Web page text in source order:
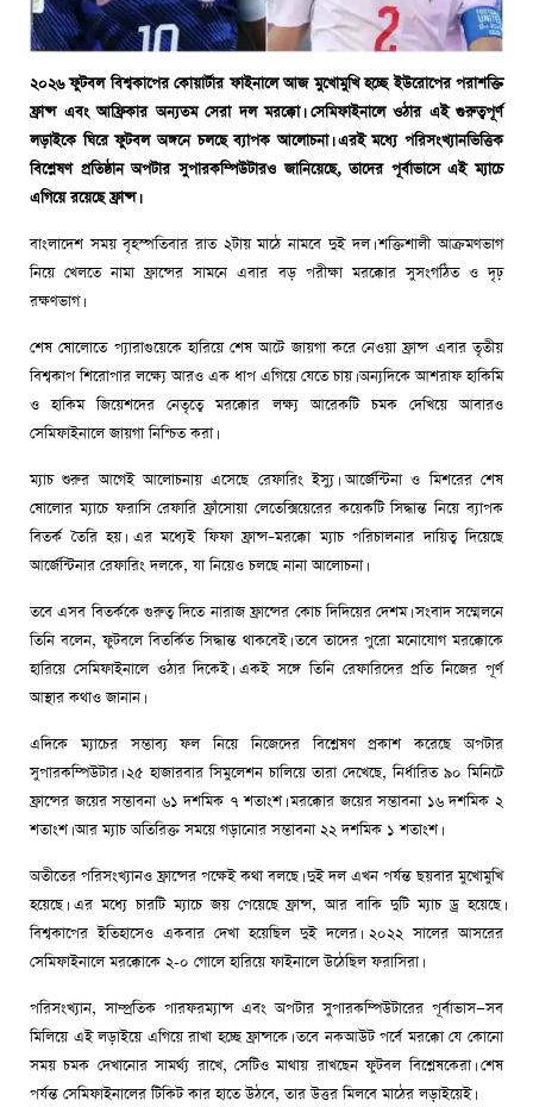
২০২৬ ফুটবল বিশ্বকাপের কোয়ার্টার ফাইনালে আজ মুখোমুখি হচ্ছে ইউরোপের পরাশক্তি
ফ্রান্স এবং আফ্রিকার অন্যতম সেরা দল মরক্কো। সেমিফাইনালে ওঠার এই গুরুত্বপূর্ণ
লড়াইকে ঘিরে ফুটবল অঙ্গনে চলছে ব্যাপক আলোচনা। এরই মধ্যে পরিসংখ্যানভিত্তিক
বিশ্লেষণ প্রতিষ্ঠান অপটার সুপারকম্পিউটারও জানিয়েছে, তাদের পূর্বাভাসে এই ম্যাচে
এগিয়ে রয়েছে ফ্রান্স।
বাংলাদেশ সময় বৃহস্পতিবার রাত ২টায় মাঠে নামবে দুই দল। শক্তিশালী আক্রমণভাগ
নিয়ে খেলতে নামা ফ্রান্সের সামনে এবার বড় পরীক্ষা মরক্কোর সুসংগঠিত ও দৃঢ়
রক্ষণভাগ।
শেষ ষোলোতে প্যারাগুয়েকে হারিয়ে শেষ আটে জায়গা করে নেওয়া ফ্রান্স এবার তৃতীয়
বিশ্বকাপ শিরোপার লক্ষ্যে আরও এক ধাপ এগিয়ে যেতে চায়। অন্যদিকে আশরাফ হাকিমি
ও হাকিম জিয়েশদের নেতৃত্বে মরক্কোর লক্ষ্য আরেকটি চমক দেখিয়ে আবারও
সেমিফাইনালে জায়গা নিশ্চিত করা।
ম্যাচ শুরুর আগেই আলোচনায় এসেছে রেফারিং ইস্যু। আর্জেন্টিনা ও মিশরের শেষ
ষোলোর ম্যাচে ফরাসি রেফারি ফ্রাঁসোয়া লেতেক্সিয়েরের কয়েকটি সিদ্ধান্ত নিয়ে ব্যাপক
বিতর্ক তৈরি হয়। এর মধ্যেই ফিফা ফ্রান্স–মরক্কো ম্যাচ পরিচালনার দায়িত্ব দিয়েছে
আর্জেন্টিনার রেফারিং দলকে, যা নিয়েও চলছে নানা আলোচনা।
তবে এসব বিতর্ককে গুরুত্ব দিতে নারাজ ফ্রান্সের কোচ দিদিয়ের দেশম। সংবাদ সম্মেলনে
তিনি বলেন, ফুটবলে বিতর্কিত সিদ্ধান্ত থাকবেই। তবে তাদের পুরো মনোযোগ মরক্কোকে
হারিয়ে সেমিফাইনালে ওঠার দিকেই। একই সঙ্গে তিনি রেফারিদের প্রতি নিজের পূর্ণ
আস্থার কথাও জানান।
এদিকে ম্যাচের সম্ভাব্য ফল নিয়ে নিজেদের বিশ্লেষণ প্রকাশ করেছে অপটার
সুপারকম্পিউটার। ২৫ হাজারবার সিমুলেশন চালিয়ে তারা দেখেছে, নির্ধারিত ৯০ মিনিটে
ফ্রান্সের জয়ের সম্ভাবনা ৬১ দশমিক ৭ শতাংশ। মরক্কোর জয়ের সম্ভাবনা ১৬ দশমিক ২
শতাংশ। আর ম্যাচ অতিরিক্ত সময়ে গড়ানোর সম্ভাবনা ২২ দশমিক ১ শতাংশ।
অতীতের পরিসংখ্যানও ফ্রান্সের পক্ষেই কথা বলছে। দুই দল এখন পর্যন্ত ছয়বার মুখোমুখি
হয়েছে। এর মধ্যে চারটি ম্যাচে জয় পেয়েছে ফ্রান্স, আর বাকি দুটি ম্যাচ ড্র হয়েছে।
বিশ্বকাপের ইতিহাসেও একবার দেখা হয়েছিল দুই দলের। ২০২২ সালের আসরের
সেমিফাইনালে মরক্কোকে ২-০ গোলে হারিয়ে ফাইনালে উঠেছিল ফরাসিরা।
পরিসংখ্যান, সাম্প্রতিক পারফরম্যান্স এবং অপটার সুপারকম্পিউটারের পূর্বাভাস—সব
মিলিয়ে এই লড়াইয়ে এগিয়ে রাখা হচ্ছে ফ্রান্সকে। তবে নকআউট পর্বে মরক্কো যে কোনো
সময় চমক দেখানোর সামর্থ্য রাখে, সেটিও মাথায় রাখছেন ফুটবল বিশ্লেষকেরা। শেষ
পর্যন্ত সেমিফাইনালের টিকিট কার হাতে উঠবে, তার উত্তর মিলবে মাঠের লড়াইয়েই।